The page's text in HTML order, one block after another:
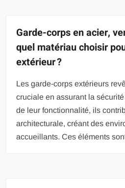
Garde-corps en acier,
quel matériau choisir
extérieur ?
Les garde-corps extérieurs
cruciale en assurant la
de leur fonctionnalité, ils
architecturale, créant des
accueillants. Ces éléments